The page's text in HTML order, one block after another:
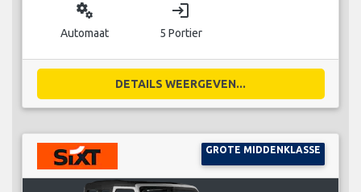
miscellaneous_services
Automaat
login
5 Portier
DETAILS WEERGEVEN...
GROTE MIDDENKLASSE